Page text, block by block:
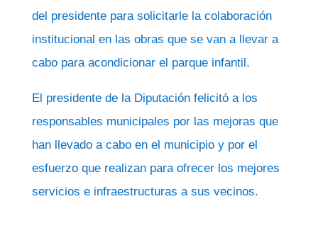
del presidente para solicitarle la colaboración
institucional en las obras que se van a llevar a
cabo para acondicionar el parque infantil.
El presidente de la Diputación felicitó a los
responsables municipales por las mejoras que
han llevado a cabo en el municipio y por el
esfuerzo que realizan para ofrecer los mejores
servicios e infraestructuras a sus vecinos.